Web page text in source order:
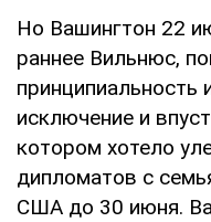
Но Вашингтон 22
раннее Вильнюс,
принципиальность
исключение и
котором хотело
дипломатов с
США до 30 июня.